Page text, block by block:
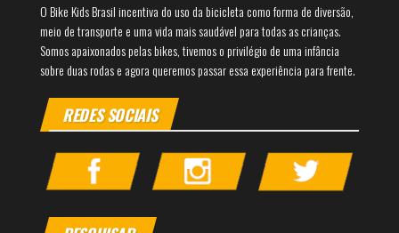
O Bike Kids Brasil incentiva do uso da bicicleta como forma de diversão,
meio de transporte e uma vida mais saudável para todas as crianças.
Somos apaixonados pelas bikes, tivemos o privilégio de uma infância
sobre duas rodas e agora queremos passar essa experiência para frente.
REDES SOCIAIS